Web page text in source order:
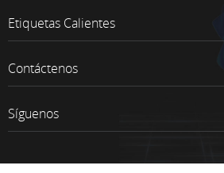
Etiquetas Calientes
Contáctenos
Síguenos